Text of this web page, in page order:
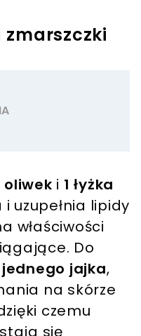
oliwek i 1 łyżka
uzupełnia lipidy
właściwości
Do
jednego jajka,
na skórze
czemu
się